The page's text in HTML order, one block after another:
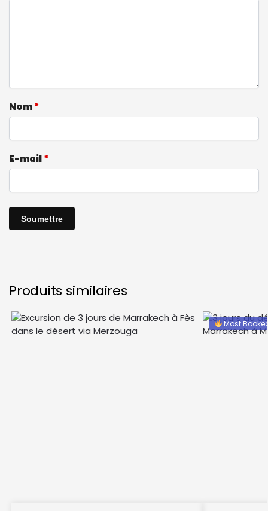
Nom*
E-mail*
Produits similaires
Most